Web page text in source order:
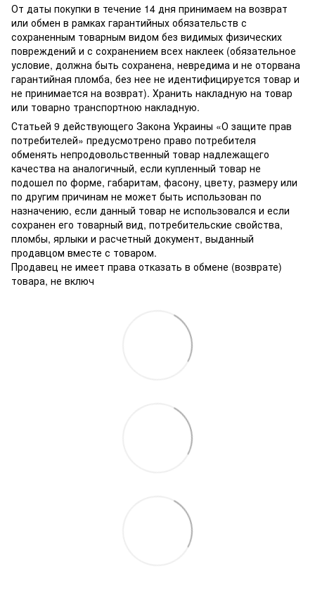
От даты покупки в течение 14 дня принимаем на возврат
или обмен в рамках гарантийных обязательств с
сохраненным товарным видом без видимых физических
повреждений и с сохранением всех наклеек (обязательное
условие, должна быть сохранена, невредима и не оторвана
гарантийная пломба, без нее не идентифицируется товар и
не принимается на возврат). Хранить накладную на товар
или товарно транспортною накладную.
Статьей 9 действующего Закона Украины «О защите прав
потребителей» предусмотрено право потребителя
обменять непродовольственный товар надлежащего
качества на аналогичный, если купленный товар не
подошел по форме, габаритам, фасону, цвету, размеру или
по другим причинам не может быть использован по
назначению, если данный товар не использовался и если
сохранен его товарный вид, потребительские свойства,
пломбы, ярлыки и расчетный документ, выданный
продавцом вместе с товаром.
Продавец не имеет права отказать в обмене (возврате)
товара, не включ